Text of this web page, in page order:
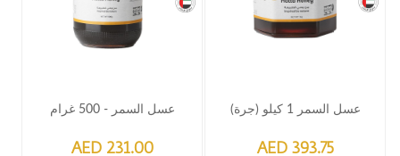
عسل السمر 1 كيلو (جرة)
AED 393.75
عسل السمر - 500 غرام
AED 231.00